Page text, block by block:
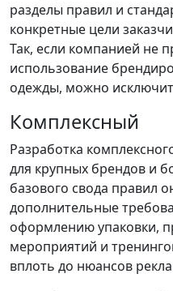
разделы правил и
конкретные цели
Так, если компанией не
использование
одежды, можно
Комплексный
Разработка
для крупных брендов и
базового свода правил
дополнительные
оформлению упаковки,
мероприятий и
вплоть до нюансов